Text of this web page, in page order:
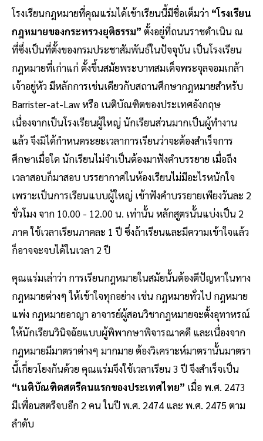
โรงเรียนกฎหมายที่คุณแร่มได้เข้าเรียนนี้มีชื่อเต็มว่า “โรงเรียน
กฎหมายของกระทรวงยุติธรรม” ตั้งอยู่ที่ถนนราชดำเนิน ณ
ที่ซึ่งเป็นที่ตั้งของกรมประชาสัมพันธ์ในปัจจุบัน เป็นโรงเรียน
กฎหมายที่เก่าแก่ ตั้งขึ้นสมัยพระบาทสมเด็จพระจุลจอมเกล้า
เจ้าอยู่หัว มีหลักการเช่นเดียวกับสถานศึกษากฎหมายสำหรับ
Barrister-at-Law หรือ เนติบัณฑิตของประเทศอังกฤษ
เนื่องจากเป็นโรงเรียนผู้ใหญ่ นักเรียนส่วนมากเป็นผู้ทำงาน
แล้ว จึงมิได้กำหนดระยะเวลาการเรียนว่าจะต้องสำเร็จการ
ศึกษาเมื่อใด นักเรียนไม่จำเป็นต้องมาฟังคำบรรยาย เมื่อถึง
เวลาสอบก็มาสอบ บรรยากาศในห้องเรียนไม่มีอะไรหนักใจ
เพราะเป็นการเรียนแบบผู้ใหญ่ เข้าฟังคำบรรยายเพียงวันละ 2
ชั่วโมง จาก 10.00 - 12.00 น. เท่านั้น หลักสูตรนั้นแบ่งเป็น 2
ภาค ใช้เวลาเรียนภาคละ 1 ปี ซึ่งถ้าเรียนและมีความเข้าใจแล้ว
ก็อาจจะจบได้ในเวลา 2 ปี
คุณแร่มเล่าว่า การเรียนกฎหมายในสมัยนั้นต้องตีปัญหาในทาง
กฎหมายต่างๆ ให้เข้าใจทุกอย่าง เช่น กฎหมายทั่วไป กฎหมาย
แพ่ง กฎหมายอาญา อาจารย์ผู้สอนวิชากฎหมายจะตั้งอุทาหรณ์
ให้นักเรียนวินิจฉัยแบบผู้พิพากษาพิจารณาคดี และเนื่องจาก
กฎหมายมีมาตราต่างๆ มากมาย ต้องวิเคราะห์มาตรานั้นมาตรา
นี้เกี่ยวโยงกันด้วย คุณแร่มจึงใช้เวลาเรียน 3 ปี จึงสำเร็จเป็น
“เนติบัณฑิตสตรีคนแรกของประเทศไทย” เมื่อ พ.ศ. 2473
มีเพื่อนสตรีจบอีก 2 คน ในปี พ.ศ. 2474 และ พ.ศ. 2475 ตาม
ลำดับ